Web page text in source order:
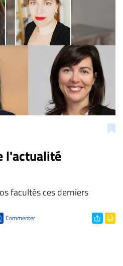
l'actualité
facultés ces derniers
Commenter